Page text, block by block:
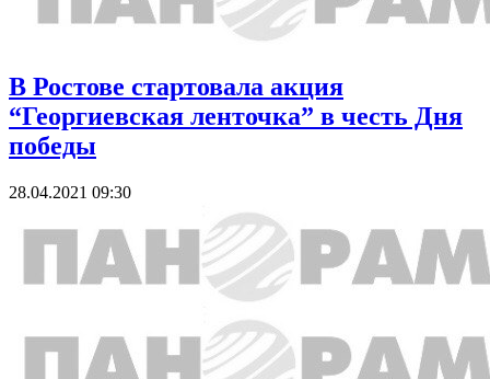
В Ростове стартовала акция
“Георгиевская ленточка” в честь Дня
победы
28.04.2021 09:30